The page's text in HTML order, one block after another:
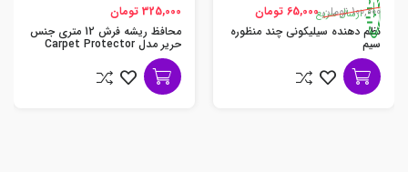
ارسال سریع100,000 تومان
65,000 تومان
نظم دهنده سیلیکونی چند منظوره
سیم
325,000 تومان
محافظ ریشه فرش 12 متری جنس
حریر مدل Carpet Protector